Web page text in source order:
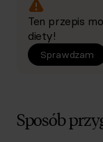
Ten przepis
diety!
Sprawdzam
Sposób